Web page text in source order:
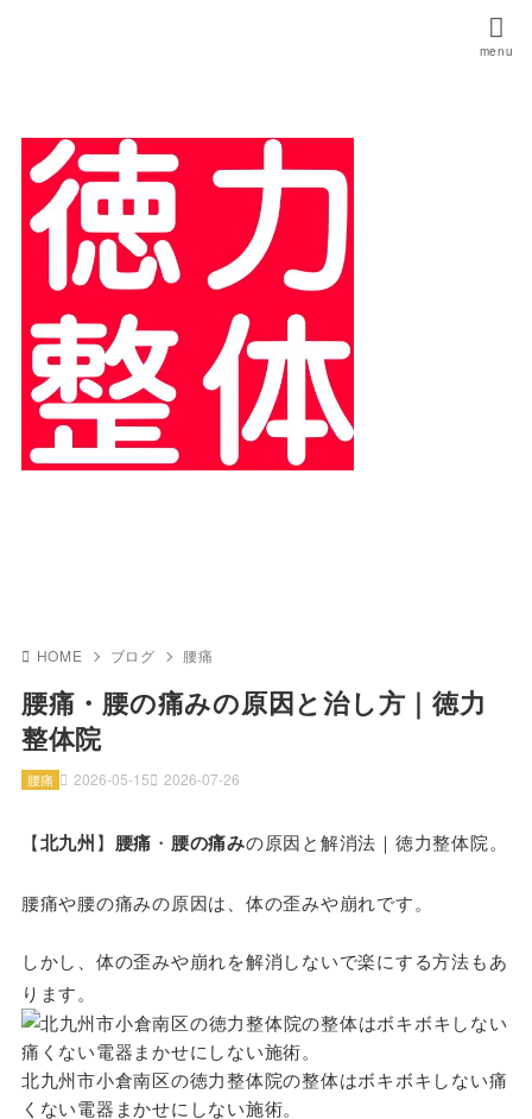
HOME ブログ 腰痛
腰痛・腰の痛みの原因と治し方｜徳力
整体院
2026-05-15 2026-07-26
腰痛
【北九州】 腰痛 ・ 腰の痛みの原因と解消法｜徳力整体院。
腰痛や腰の痛みの原因は、体の歪みや崩れです。
しかし、体の歪みや崩れを解消しないで楽にする方法もあ
ります。
北九州市小倉南区の徳力整体院の整体はボキボキしない痛
くない電器まかせにしない施術。